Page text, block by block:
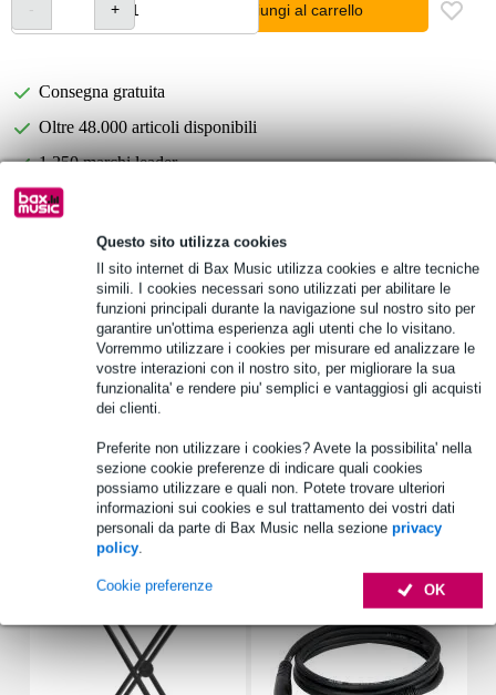
Questo sito utilizza cookies
Il sito internet di Bax Music utilizza cookies e altre tecniche
simili. I cookies necessari sono utilizzati per abilitare le
funzioni principali durante la navigazione sul nostro sito per
garantire un'ottima esperienza agli utenti che lo visitano.
Vorremmo utilizzare i cookies per misurare ed analizzare le
vostre interazioni con il nostro sito, per migliorare la sua
funzionalita' e rendere piu' semplici e vantaggiosi gli acquisti
dei clienti.
Preferite non utilizzare i cookies? Avete la possibilita' nella
sezione cookie preferenze di indicare quali cookies
possiamo utilizzare e quali non. Potete trovare ulteriori
informazioni sui cookies e sul trattamento dei vostri dati
personali da parte di Bax Music nella sezione privacy
policy.
OK
Cookie preferenze
Aggiungi al carrello
Consegna gratuita
Oltre 48.000 articoli disponibili
1.250 marchi leader
Scegli adesso i 2 anni di garanzia aggiuntiva e molti altri
vantaggi!
9,95 € di premio
Informazioni sul prodotto
Modulo di interfaccia MIDI/CV
compatibile con: SOMA Flux
Specifiche complete
Accessori (14)